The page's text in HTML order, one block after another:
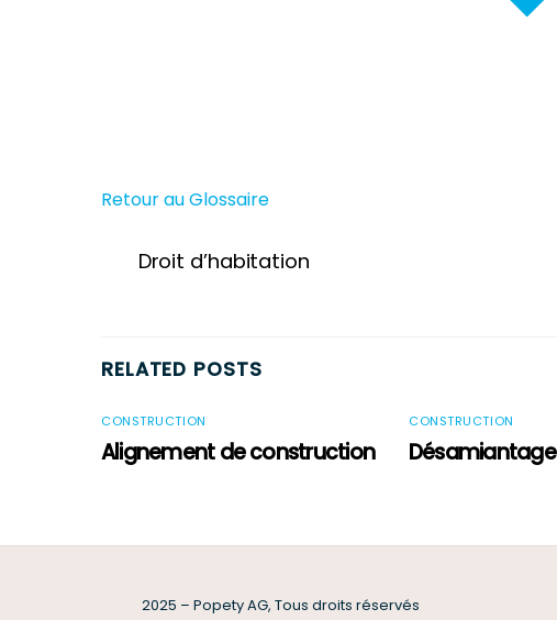
Retour au Glossaire
Droit d’habitation
RELATED POSTS
CONSTRUCTION
Alignement de construction
CONSTRUCTION
Désamiantage
2025 – Popety AG, Tous droits réservés